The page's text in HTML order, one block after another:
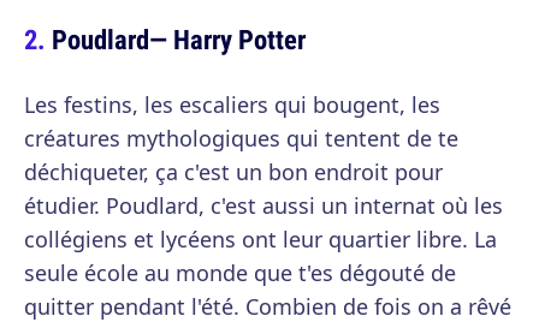
Poudlard— Harry Potter
Les festins, les escaliers qui bougent, les
créatures mythologiques qui tentent de te
déchiqueter, ça c'est un bon endroit pour
étudier. Poudlard, c'est aussi un internat où les
collégiens et lycéens ont leur quartier libre. La
seule école au monde que t'es dégouté de
quitter pendant l'été. Combien de fois on a rêvé